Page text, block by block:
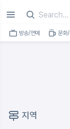
방송/연예 문화
지역